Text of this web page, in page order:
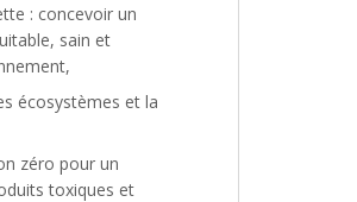
: concevoir un
sain et
écosystèmes et la
zéro pour un
toxiques et